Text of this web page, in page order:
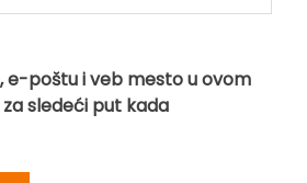
e-poštu i veb mesto u ovom
sledeći put kada